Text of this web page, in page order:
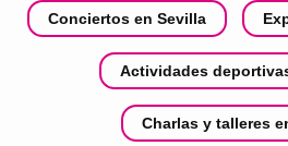
Conciertos en Sevilla
Actividades
Charlas y talleres